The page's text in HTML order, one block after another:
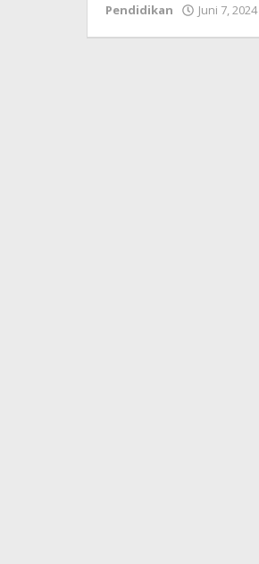
Pendidikan
Juni 7, 2024